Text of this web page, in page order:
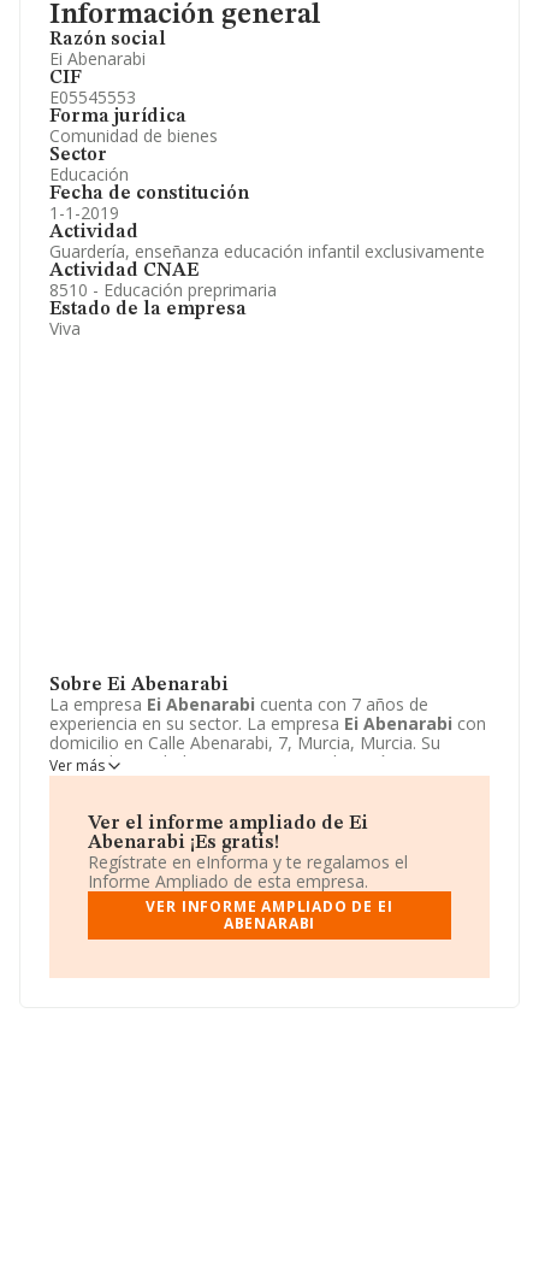
Información general
Razón social
Ei Abenarabi
CIF
E05545553
Forma jurídica
Comunidad de bienes
Sector
Educación
Fecha de constitución
1-1-2019
Actividad
Guardería, enseñanza educación infantil exclusivamente
Actividad CNAE
8510 - Educación preprimaria
Estado de la empresa
Viva
Sobre Ei Abenarabi
La empresa Ei Abenarabi cuenta con 7 años de
experiencia en su sector. La empresa Ei Abenarabi con
domicilio en Calle Abenarabi, 7, Murcia, Murcia. Su
principal actividad CNAE es 8510 - Educación
preprimaria. La empresaEi Abenarabiestá inscrita
Ver más
Ver el informe ampliado de Ei
Abenarabi ¡Es gratis!
Regístrate en eInforma y te regalamos el
Informe Ampliado de esta empresa.
VER INFORME AMPLIADO DE EI
ABENARABI